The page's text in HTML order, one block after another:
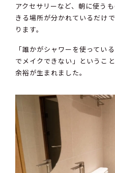
アクセサリーなど、朝に使う
きる場所が分かれているだけ
ります。
「誰かがシャワーを使ってい
でメイクできない」というこ
余裕が生まれました。